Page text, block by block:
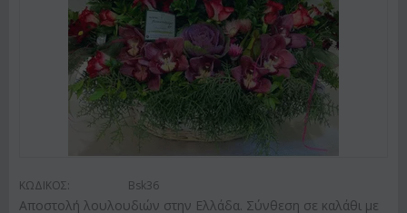
ΚΩΔΙΚΟΣ: Bsk36
Αποστολή λουλουδιών στην Ελλάδα. Σύνθεση σε καλάθι με